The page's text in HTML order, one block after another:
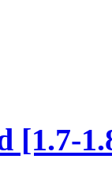
[1.7-